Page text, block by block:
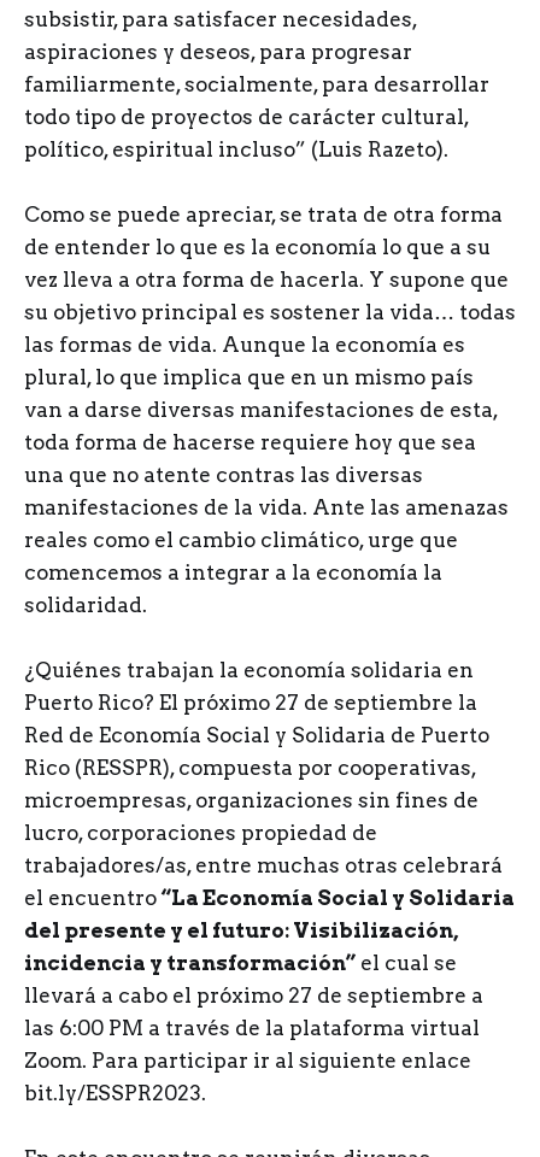
subsistir, para satisfacer necesidades,
aspiraciones y deseos, para progresar
familiarmente, socialmente, para desarrollar
todo tipo de proyectos de carácter cultural,
político, espiritual incluso” (Luis Razeto).
Como se puede apreciar, se trata de otra forma
de entender lo que es la economía lo que a su
vez lleva a otra forma de hacerla. Y supone que
su objetivo principal es sostener la vida… todas
las formas de vida. Aunque la economía es
plural, lo que implica que en un mismo país
van a darse diversas manifestaciones de esta,
toda forma de hacerse requiere hoy que sea
una que no atente contras las diversas
manifestaciones de la vida. Ante las amenazas
reales como el cambio climático, urge que
comencemos a integrar a la economía la
solidaridad.
¿Quiénes trabajan la economía solidaria en
Puerto Rico? El próximo 27 de septiembre la
Red de Economía Social y Solidaria de Puerto
Rico (RESSPR), compuesta por cooperativas,
microempresas, organizaciones sin fines de
lucro, corporaciones propiedad de
trabajadores/as, entre muchas otras celebrará
el encuentro “La Economía Social y Solidaria
del presente y el futuro: Visibilización,
incidencia y transformación” el cual se
llevará a cabo el próximo 27 de septiembre a
las 6:00 PM a través de la plataforma virtual
Zoom. Para participar ir al siguiente enlace
bit.ly/ESSPR2023.